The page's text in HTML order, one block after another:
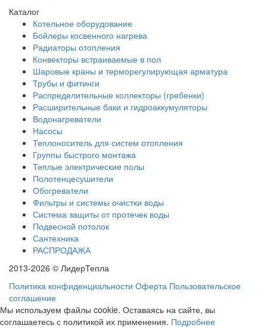
Каталог
Котельное оборудование
Бойлеры косвенного нагрева
Радиаторы отопления
Конвекторы встраиваемые в пол
Шаровые краны и терморегулирующая арматура
Трубы и фитинги
Распределительные коллекторы (гребенки)
Расширительные баки и гидроаккумуляторы
Водонагреватели
Насосы
Теплоноситель для систем отопления
Группы быстрого монтажа
Теплые электрические полы
Полотенцесушители
Обогреватели
Фильтры и системы очистки воды
Система защиты от протечек воды
Подвесной потолок
Сантехника
РАСПРОДАЖА
2013-2026 © ЛидерТепла
Политика конфиденциальности Оферта Пользовательское
соглашение
Мы используем файлы cookie. Оставаясь на сайте, вы
соглашаетесь с политикой их применения. Подробнее